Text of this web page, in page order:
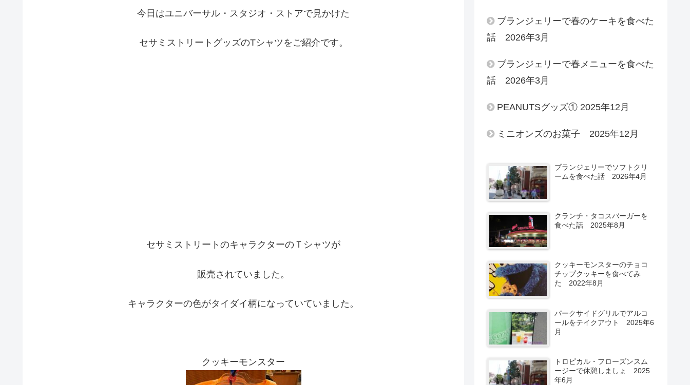
今日はユニバーサル・スタジオ・ストアで見かけた
セサミストリートグッズのTシャツをご紹介です。
セサミストリートのキャラクターのＴシャツが
販売されていました。
キャラクターの色がタイダイ柄になっていていました。
クッキーモンスター
ブランジェリーで春のケーキを食べた
話 2026年3月
ブランジェリーで春メニューを食べた
話 2026年3月
PEANUTSグッズ① 2025年12月
ミニオンズのお菓子 2025年12月
ブランジェリーでソフトクリ
ームを食べた話 2026年4月
クランチ・タコスバーガーを
食べた話 2025年8月
クッキーモンスターのチョコ
チップクッキーを食べてみ
た 2022年8月
パークサイドグリルでアルコ
ールをテイクアウト 2025年6
月
トロピカル・フローズンスム
ージーで休憩しましょ 2025
年6月